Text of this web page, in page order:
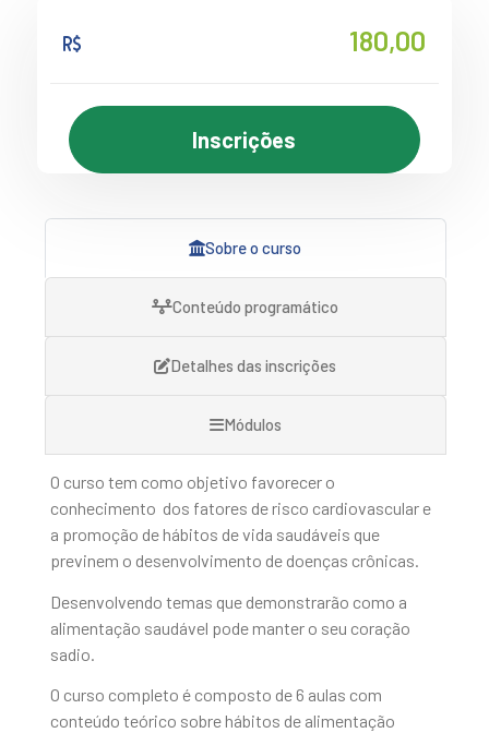
180,00
Inscrições
Sobre o curso
Conteúdo programático
Detalhes das inscrições
Módulos
O curso tem como objetivo favorecer o
conhecimento dos fatores de risco cardiovascular e
a promoção de hábitos de vida saudáveis que
previnem o desenvolvimento de doenças crônicas.
Desenvolvendo temas que demonstrarão como a
alimentação saudável pode manter o seu coração
sadio.
O curso completo é composto de 6 aulas com
conteúdo teórico sobre hábitos de alimentação